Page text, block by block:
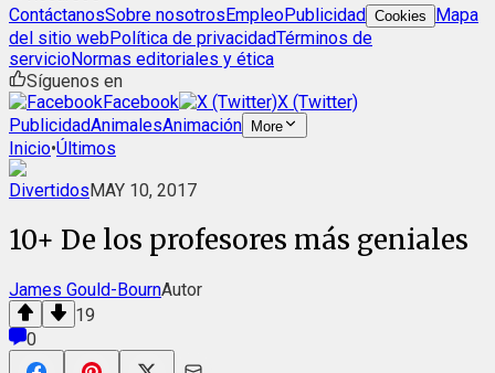
ContáctanosSobre nosotrosEmpleoPublicidad Cookies
Mapa
del sitio webPolítica de privacidadTérminos de
servicioNormas editoriales y ética
Síguenos en
Facebook
X (Twitter)
PublicidadAnimalesAnimación More
Inicio•Últimos
DivertidosMAY 10, 2017
10+ De los profesores más geniales
James Gould-BournAutor
19
0